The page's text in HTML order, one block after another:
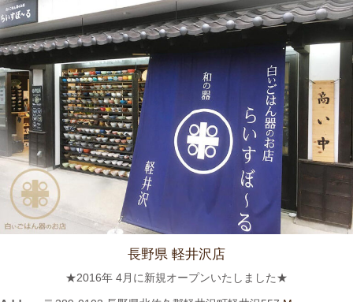
2024/3/12
≪テレビで紹介されました≫ 2021年7月12日 CBCテレビ まちイ
チ nice to people『春日井市・専門店』巡りで TKOの木本武宏さ
んが白いごはん器のお店 らいすぼーる 春日井店にいらっしゃい
ました。
2024/3/12
≪ラジオで紹介されました≫ 2021年7月8日 CBCラジオ ドラ魂
キング『レポドラ中継』コーナーに 白いごはん器のお店 らいす
ぼーる 小牧店が出演しました。
≪テレビで紹介されました≫ 2021年5月18日 CBCテレビ チャン
ト！『食卓を彩る豆皿活用術』コーナーに 白いごはん器のお店
らいすぼーる 小牧店が紹介されました。
長野県 軽井沢店
★2016年 4月に新規オープンいたしました★